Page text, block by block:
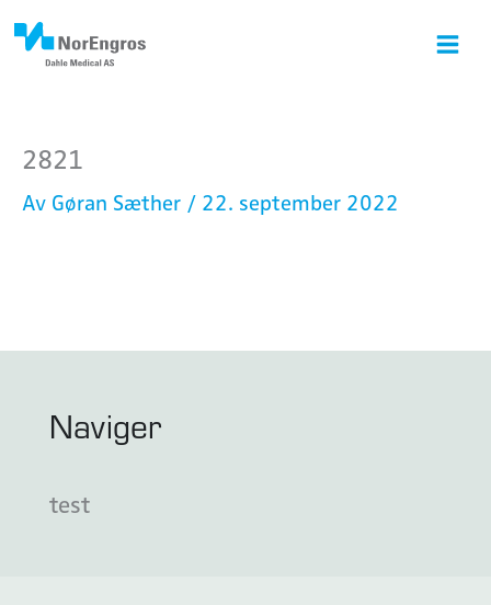
Hopp
rett
2821
Av Gøran Sæther / 22. september 2022
Naviger
test